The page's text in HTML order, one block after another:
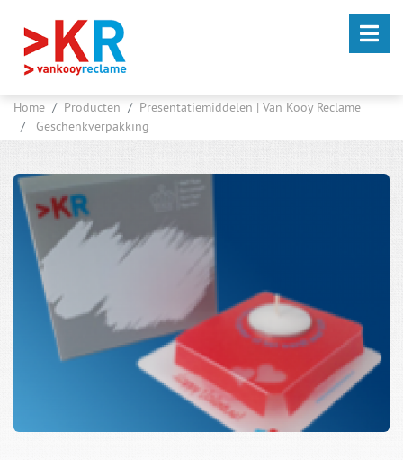
Home Producten
Presentatiemiddelen | Van Kooy Reclame
Geschenkverpakking